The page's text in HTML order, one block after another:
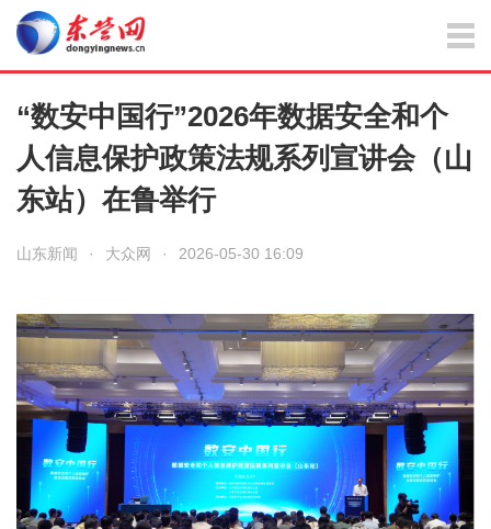
“数安中国行”2026年数据安全和个
人信息保护政策法规系列宣讲会（山
东站）在鲁举行
山东新闻 · 大众网 · 2026-05-30 16:09